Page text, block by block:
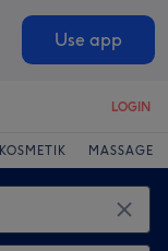
Use app
LOGIN
KOSMETIK MASSAGE